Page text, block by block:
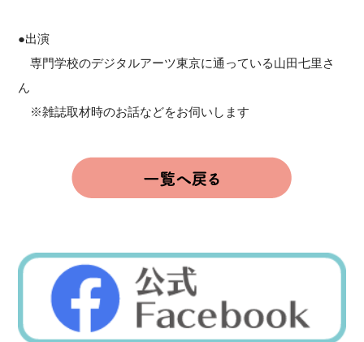
●出演
専門学校のデジタルアーツ東京に通っている山田七里さ
ん
※雑誌取材時のお話などをお伺いします